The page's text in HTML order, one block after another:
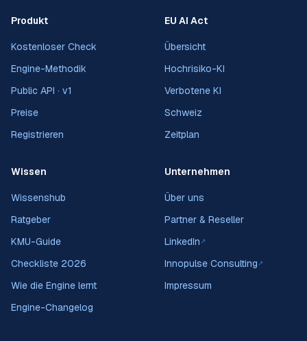
Produkt
Kostenloser Check
Engine-Methodik
Public API · v1
Preise
Registrieren
EU AI Act
Übersicht
Hochrisiko-KI
Verbotene KI
Schweiz
Zeitplan
Wissen
Wissenshub
Ratgeber
KMU-Guide
Checkliste 2026
Wie die Engine lernt
Engine-Changelog
Unternehmen
Über uns
Partner & Reseller
LinkedIn ↗
Innopulse Consulting ↗
Impressum